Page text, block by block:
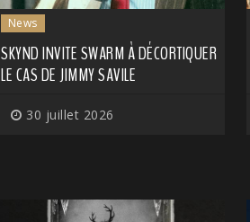
News
SKYND INVITE SWARM À DÉCORTIQUER
LE CAS DE JIMMY SAVILE
30 juillet 2026